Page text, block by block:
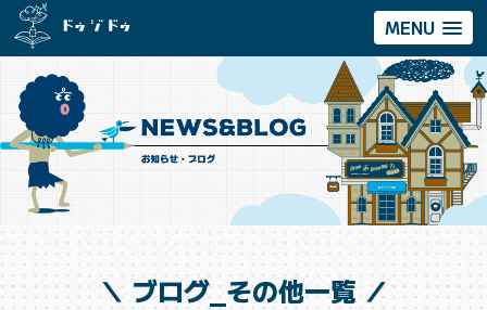
MENU
＼ ブログ_その他一覧 ／